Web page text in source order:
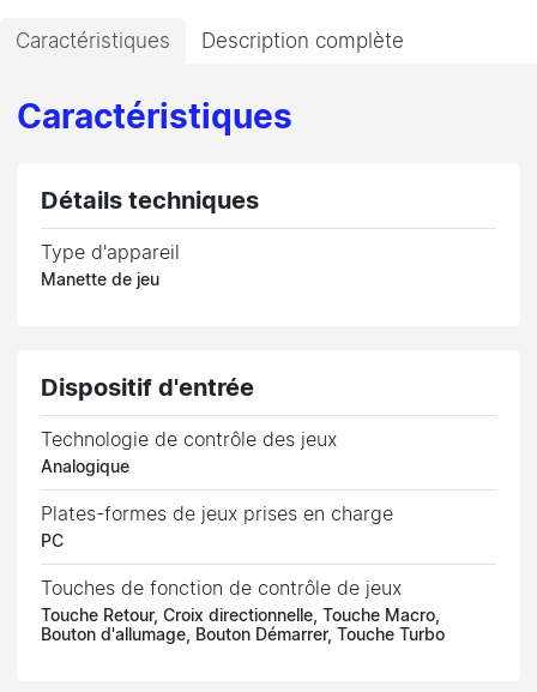
Caractéristiques Description complète
Caractéristiques
Détails techniques
Type d'appareil
Manette de jeu
Dispositif d'entrée
Technologie de contrôle des jeux
Analogique
Plates-formes de jeux prises en charge
PC
Touches de fonction de contrôle de jeux
Touche Retour, Croix directionnelle, Touche Macro,
Bouton d'allumage, Bouton Démarrer, Touche Turbo